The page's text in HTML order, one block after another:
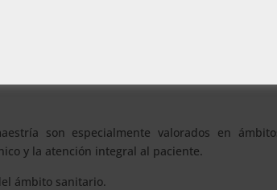
estudio según tu disponibilidad. Se adapta a
Dispondrás de acceso al
que complementan el contenido del
son especialmente valorados en
y la atención integral al paciente.
ámbito sanitario.